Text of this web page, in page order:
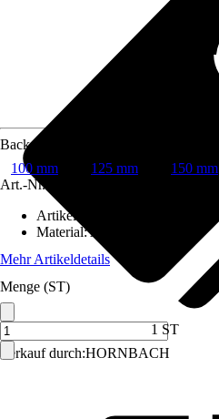
Verkauf durch:HORNBACH
Backenbreite
100 mm
125 mm
150 mm
Art.-Nr.
Artikeltyp
Material:Aluminium
Mehr Artikeldetails
Menge (ST)
1 ST